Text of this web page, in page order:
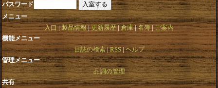
パスワード
メニュー
入口 製品情報 更新履歴 倉庫 名簿 ご案内
機能メニュー
日誌の検索 RSS ヘルプ
管理メニュー
品詞の管理
共有